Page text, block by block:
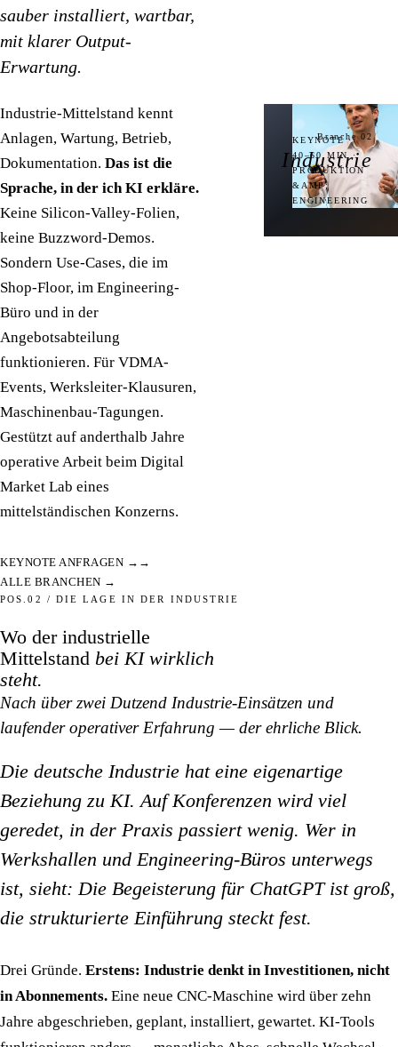
sauber installiert, wartbar,
mit klarer Output-
Erwartung.
Industrie-Mittelstand kennt
Anlagen, Wartung, Betrieb,
Dokumentation. Das ist die
Sprache, in der ich KI erkläre.
Keine Silicon-Valley-Folien,
keine Buzzword-Demos.
Sondern Use-Cases, die im
Shop-Floor, im Engineering-
Büro und in der
Angebotsabteilung
funktionieren. Für VDMA-
Events, Werksleiter-Klausuren,
Maschinenbau-Tagungen.
Gestützt auf anderthalb Jahre
operative Arbeit beim Digital
Market Lab eines
mittelständischen Konzerns.
KEYNOTE ANFRAGEN →
ALLE BRANCHEN →
Branche 02
Industrie
KEYNOTE ·
40–60 MIN ·
PRODUKTION
&AMP;
ENGINEERING
POS.02 / DIE LAGE IN DER INDUSTRIE
Wo der industrielle
Mittelstand bei KI wirklich
steht.
Nach über zwei Dutzend Industrie-Einsätzen und
laufender operativer Erfahrung — der ehrliche Blick.
Die deutsche Industrie hat eine eigenartige
Beziehung zu KI. Auf Konferenzen wird viel
geredet, in der Praxis passiert wenig. Wer in
Werkshallen und Engineering-Büros unterwegs
ist, sieht: Die Begeisterung für ChatGPT ist groß,
die strukturierte Einführung steckt fest.
Drei Gründe. Erstens: Industrie denkt in Investitionen, nicht
in Abonnements. Eine neue CNC-Maschine wird über zehn
Jahre abgeschrieben, geplant, installiert, gewartet. KI-Tools